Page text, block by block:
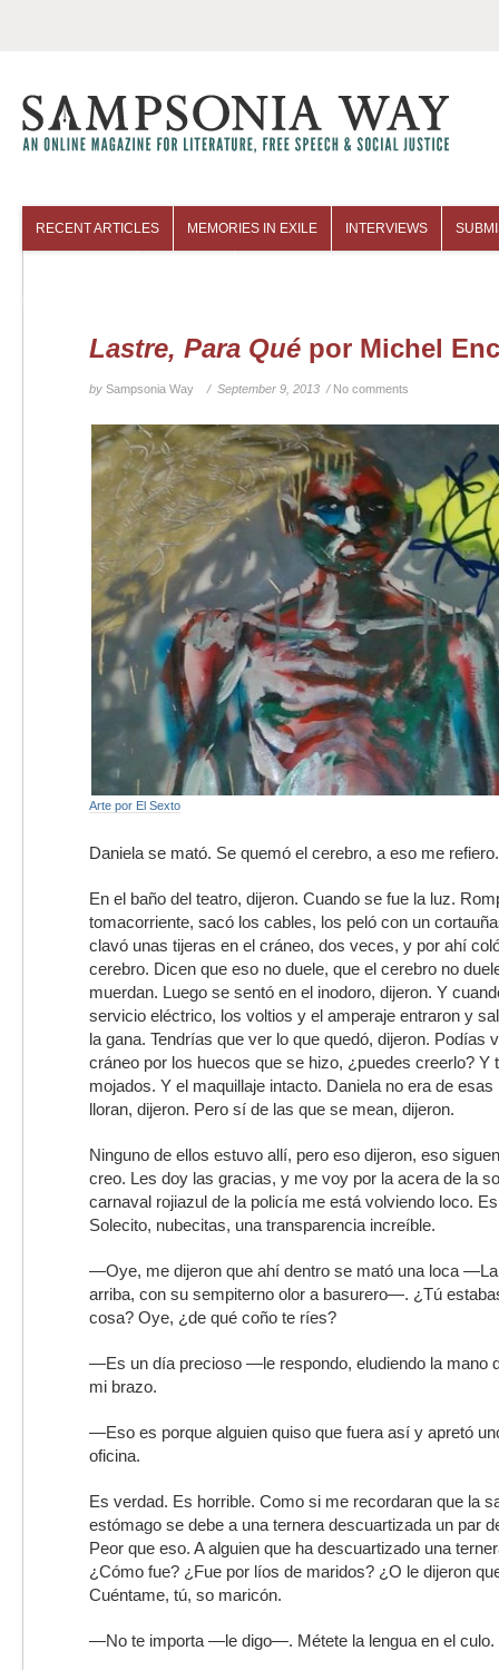
RECENT ARTICLES MEMORIES IN EXILE INTERVIEWS
Lastre, Para Qué por Michel
by Sampsonia Way / September 9, 2013 / No comments
Arte por El Sexto
Daniela se mató. Se quemó el cerebro, a eso me refiero.
En el baño del teatro, dijeron. Cuando se fue la luz.
tomacorriente, sacó los cables, los peló con un
clavó unas tijeras en el cráneo, dos veces, y por ahí
cerebro. Dicen que eso no duele, que el cerebro no
muerdan. Luego se sentó en el inodoro, dijeron. Y
servicio eléctrico, los voltios y el amperaje entraron y
la gana. Tendrías que ver lo que quedó, dijeron. Podías
cráneo por los huecos que se hizo, ¿puedes creerlo? Y
mojados. Y el maquillaje intacto. Daniela no era de
lloran, dijeron. Pero sí de las que se mean, dijeron.
Ninguno de ellos estuvo allí, pero eso dijeron, eso
creo. Les doy las gracias, y me voy por la acera de la
carnaval rojiazul de la policía me está volviendo loco.
Solecito, nubecitas, una transparencia increíble.
—Oye, me dijeron que ahí dentro se mató una loca
arriba, con su sempiterno olor a basurero—. ¿Tú
cosa? Oye, ¿de qué coño te ríes?
—Es un día precioso —le respondo, eludiendo la mano
mi brazo.
—Eso es porque alguien quiso que fuera así y apretó
oficina.
Es verdad. Es horrible. Como si me recordaran que la
estómago se debe a una ternera descuartizada un par
Peor que eso. A alguien que ha descuartizado una
¿Cómo fue? ¿Fue por líos de maridos? ¿O le dijeron
Cuéntame, tú, so maricón.
—No te importa —le digo—. Métete la lengua en el culo.